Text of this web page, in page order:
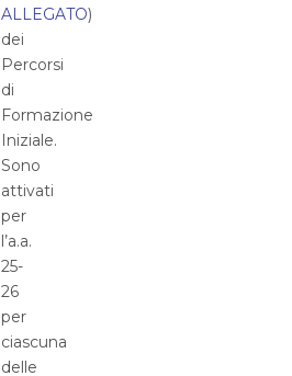
ALLEGATO)
dei
Percorsi
di
Formazione
Iniziale.
Sono
attivati
per
l’a.a.
25-
26
per
ciascuna
delle